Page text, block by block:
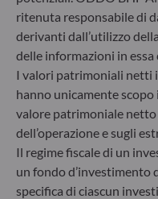
Società di gestione del
Bundesanstalt für
Registro delle imprese :
di Düsseldorf
ODDO BHF Asset
6, rue Gabriel Lippmann
L-5365 Munsbach
Lussemburgo
ritenuta responsabile di
derivanti dall’utilizzo
delle informazioni in essa
I valori patrimoniali netti
hanno unicamente
valore patrimoniale netto
dell’operazione e sugli
Il regime fiscale di un
un fondo d’investimento
specifica di ciascun